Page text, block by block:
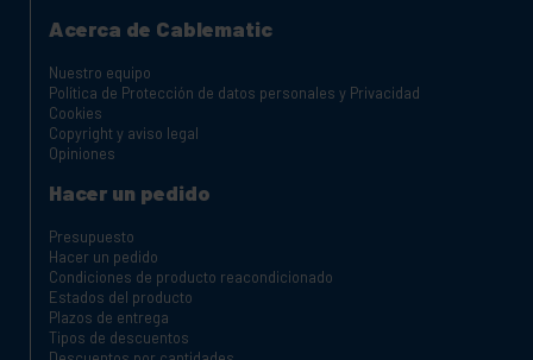
Acerca de Cablematic
Nuestro equipo
Política de Protección de datos personales y Privacidad
Cookies
Copyright y aviso legal
Opiniones
Hacer un pedido
Presupuesto
Hacer un pedido
Condiciones de producto reacondicionado
Estados del producto
Plazos de entrega
Tipos de descuentos